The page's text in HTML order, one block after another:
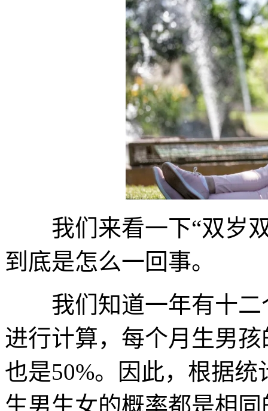
我们来看一下“双岁双
到底是怎么一回事。
我们知道一年有十二
进行计算，每个月生男
也是50%。因此，根据
生男生女的概率都是相同